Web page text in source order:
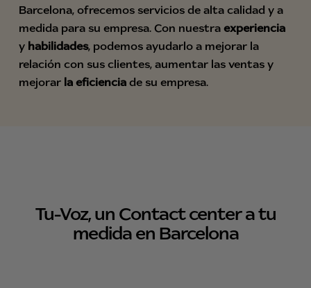
Barcelona, ofrecemos servicios de alta calidad y a
medida para su empresa. Con nuestra experiencia
y habilidades, podemos ayudarlo a mejorar la
relación con sus clientes, aumentar las ventas y
mejorar la eficienciade su empresa.
Tu-Voz, un Contact center a tu
medida en Barcelona